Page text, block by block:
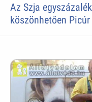
Az Szja
köszönhetően